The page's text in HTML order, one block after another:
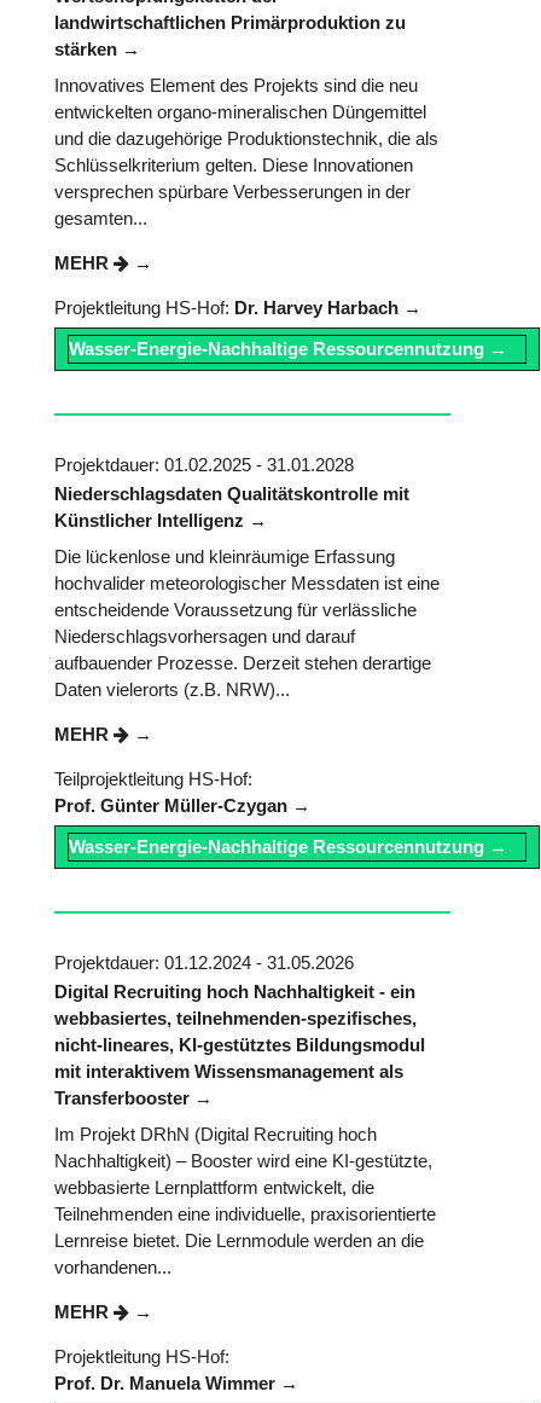
landwirtschaftlichen Primärproduktion zu
stärken
Innovatives Element des Projekts sind die neu
entwickelten organo-mineralischen Düngemittel
und die dazugehörige Produktionstechnik, die als
Schlüsselkriterium gelten. Diese Innovationen
versprechen spürbare Verbesserungen in der
gesamten...
MEHR
Projektleitung HS-Hof: Dr. Harvey Harbach
Wasser-Energie-Nachhaltige Ressourcennutzung
Projektdauer: 01.02.2025 - 31.01.2028
Niederschlagsdaten Qualitätskontrolle mit
Künstlicher Intelligenz
Die lückenlose und kleinräumige Erfassung
hochvalider meteorologischer Messdaten ist eine
entscheidende Voraussetzung für verlässliche
Niederschlagsvorhersagen und darauf
aufbauender Prozesse. Derzeit stehen derartige
Daten vielerorts (z.B. NRW)...
MEHR
Teilprojektleitung HS-Hof:
Prof. Günter Müller-Czygan
Wasser-Energie-Nachhaltige Ressourcennutzung
Projektdauer: 01.12.2024 - 31.05.2026
Digital Recruiting hoch Nachhaltigkeit - ein
webbasiertes, teilnehmenden-spezifisches,
nicht-lineares, KI-gestütztes Bildungsmodul
mit interaktivem Wissensmanagement als
Transferbooster
Im Projekt DRhN (Digital Recruiting hoch
Nachhaltigkeit) – Booster wird eine KI-gestützte,
webbasierte Lernplattform entwickelt, die
Teilnehmenden eine individuelle, praxisorientierte
Lernreise bietet. Die Lernmodule werden an die
vorhandenen...
MEHR
Projektleitung HS-Hof:
Prof. Dr. Manuela Wimmer